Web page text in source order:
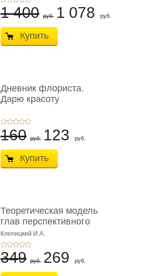
1 400 руб. 1 078 руб.
Купить
Дневник флориста.
Дарю красоту
160 руб. 123 руб.
Купить
Теоретическая модель
глав перспективного
УК о ...
Клепицкий И.А.
349 руб. 269 руб.